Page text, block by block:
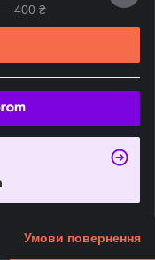
— 400 ₴
Умови повернення